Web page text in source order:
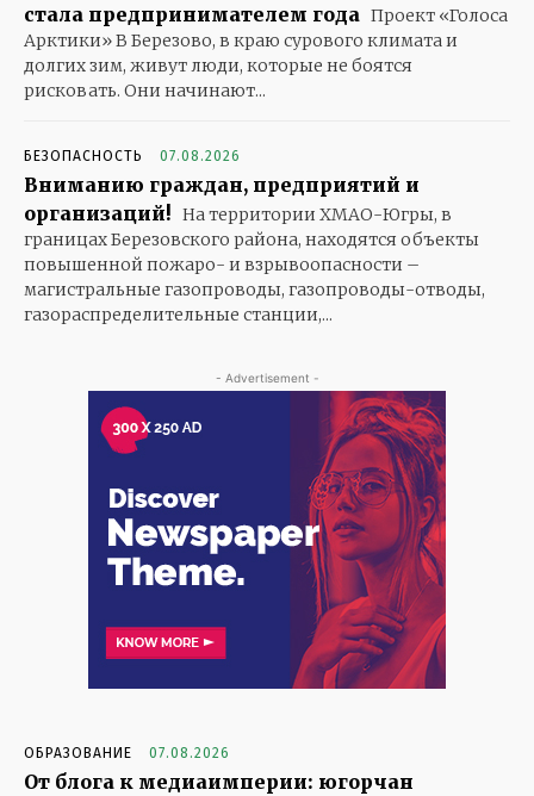
стала предпринимателем года Проект «Голоса
Арктики» В Березово, в краю сурового климата и
долгих зим, живут люди, которые не боятся
рисковать. Они начинают...
БЕЗОПАСНОСТЬ 07.08.2026
Вниманию граждан, предприятий и
организаций! На территории ХМАО-Югры, в
границах Березовского района, находятся объекты
повышенной пожаро- и взрывоопасности –
магистральные газопроводы, газопроводы-отводы,
газораспределительные станции,...
- Advertisement -
ОБРАЗОВАНИЕ 07.08.2026
От блога к медиаимперии: югорчан